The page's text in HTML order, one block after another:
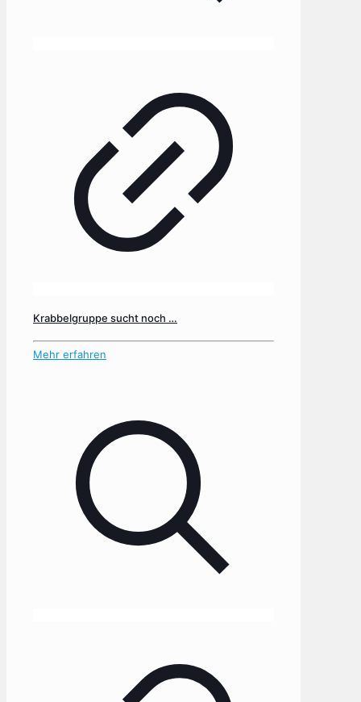
Krabbelgruppe sucht noch …
Mehr erfahren